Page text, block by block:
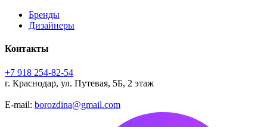
Бренды
Дизайнеры
Контакты
+7 918 254-82-54
г. Краснодар, ул. Путевая, 5Б, 2 этаж
E-mail: borozdina@gmail.com